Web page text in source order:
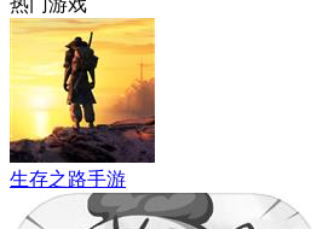
生存之路手游